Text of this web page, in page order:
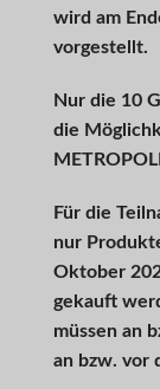
wird am
vorgestellt.
Nur die 10
die
Für die
nur
Oktober
gekauft
müssen an
an bzw. vor